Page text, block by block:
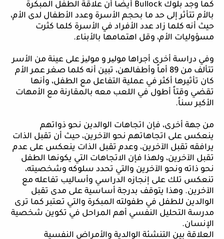
كما وجد بلوك Bullock أيضاً أن علاقة الطفل المبكرة
بالأم تتأثر إلى حد ما بحجم الأسرة وعدد الأطفال لدى الأم،
حيث أنه كلما زاد عدد الأفراد في الأسرة كلما كثرت
مسؤوليات الأم، وقل اهتمامها بالأبناء.
وفي دراسة أخرى أجراها مولیرو مولیزعلى عينة من الأسر
تتألف من 89 أماً وأطفالهن، تبين أنه كلما صغر عمر الأم
كان تأثيرها أكثر في عملية التفاعل مع الطفل، وأنها
تقضي وقتاً أطول في اللعب معه بالمقارنة مع الأمهات
الأكبر سناً.
من جهة أخرى، فإن اتجاهات الوالدين نحو ذواتهم
ينعكس على اتجاهاتهم نحو الآخرين، حيث أن تقبل الذات
يرافقه تقبل الآخرين، وعدم تقبل الذات ينعكس على عدم
تقبل الآخرين، ولهذا فإن الاتجاهات التي يكونها الطفل
نحو ذاته ونحو الآخرين والتي تحدد سلوكه وشخصيته،
تنعكس تلك على إنجازه الدراسي وأساليب تفاعله مع
الآخرين. وهذا يتوقف بدرجة أساسية على مدى تقبل
الوالدين للطفل في طفولته المبكرة والتي تعتبر كما ترى
مدرسة التحليل النفسي أهم المراحل في تكوين شخصية
الإنسان.
العلاقة بين التنشئة الوالدية والأمراض النفسية